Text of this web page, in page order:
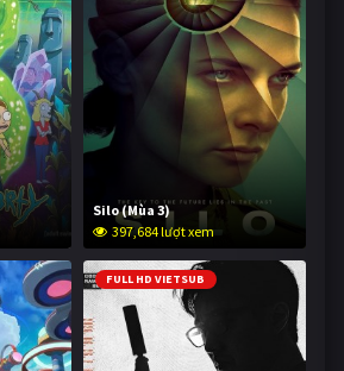
Silo (Mùa 3)
397,684 lượt xem
FULL HD VIETSUB